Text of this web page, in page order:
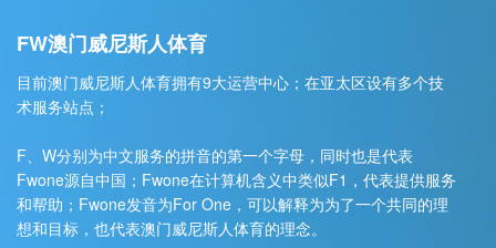
FW澳门威尼斯人体育
目前澳门威尼斯人体育拥有9大运营中心；在亚太区设有多个技
术服务站点；
F、W分别为中文服务的拼音的第一个字母，同时也是代表
Fwone源自中国；Fwone在计算机含义中类似F1，代表提供服务
和帮助；Fwone发音为For One，可以解释为为了一个共同的理
想和目标，也代表澳门威尼斯人体育的理念。